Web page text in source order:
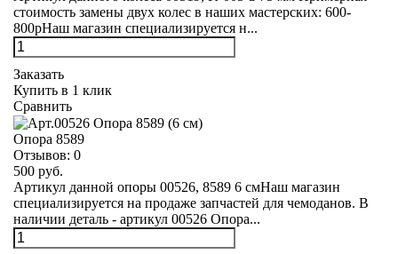
стоимость замены двух колес в наших мастерских: 600-
800рНаш магазин специализируется н...
Заказать
Купить в 1 клик
Сравнить
Опора 8589
Отзывов: 0
500 руб.
Артикул данной опоры 00526, 8589 6 смНаш магазин
специализируется на продаже запчастей для чемоданов. В
наличии деталь - артикул 00526 Опора...